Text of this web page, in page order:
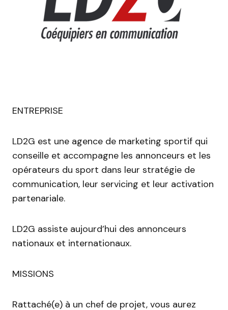
ENTREPRISE
LD2G est une agence de marketing sportif qui
conseille et accompagne les annonceurs et les
opérateurs du sport dans leur stratégie de
communication, leur servicing et leur activation
partenariale.
LD2G assiste aujourd’hui des annonceurs
nationaux et internationaux.
MISSIONS
Rattaché(e) à un chef de projet, vous aurez